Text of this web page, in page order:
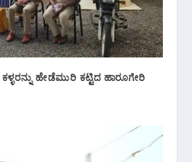
ಹೇಡೆಮುರಿ ಕಟ್ಟಿದ ಹಾರೂಗೇರಿ